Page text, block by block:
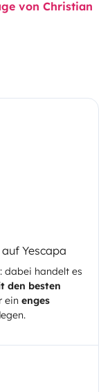
von Christian
Yescapa
dabei handelt es
den besten
ein enges